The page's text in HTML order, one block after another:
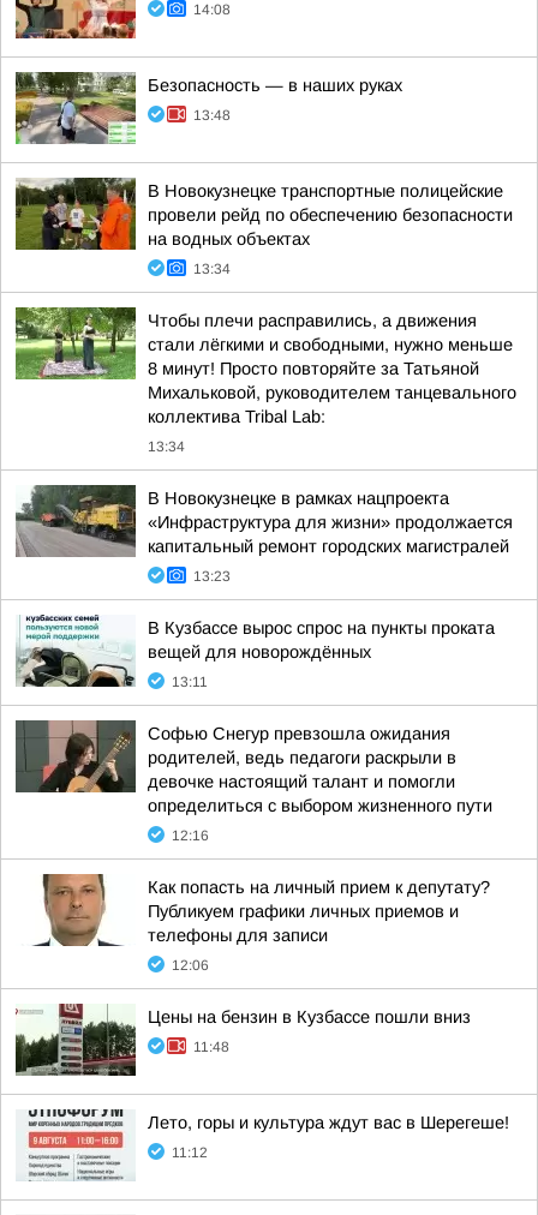
14:08
Безопасность — в наших руках
13:48
В Новокузнецке транспортные полицейские
провели рейд по обеспечению безопасности
на водных объектах
13:34
Чтобы плечи расправились, а движения
стали лёгкими и свободными, нужно меньше
8 минут! Просто повторяйте за Татьяной
Михальковой, руководителем танцевального
коллектива Tribal Lab:
13:34
В Новокузнецке в рамках нацпроекта
«Инфраструктура для жизни» продолжается
капитальный ремонт городских магистралей
13:23
В Кузбассе вырос спрос на пункты проката
вещей для новорождённых
13:11
Софью Снегур превзошла ожидания
родителей, ведь педагоги раскрыли в
девочке настоящий талант и помогли
определиться с выбором жизненного пути
12:16
Как попасть на личный прием к депутату?
Публикуем графики личных приемов и
телефоны для записи
12:06
Цены на бензин в Кузбассе пошли вниз
11:48
Лето, горы и культура ждут вас в Шерегеше!
11:12